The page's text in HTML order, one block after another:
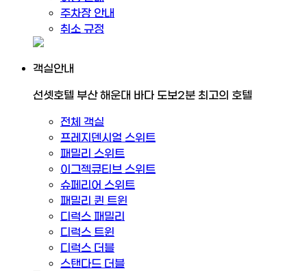
주차장 안내
취소 규정
객실안내
선셋호텔 부산 해운대 바다 도보2분 최고의 호텔
전체 객실
프레지덴시얼 스위트
패밀리 스위트
이그젝큐티브 스위트
슈페리어 스위트
패밀리 퀸 트윈
디럭스 패밀리
디럭스 트윈
디럭스 더블
스탠다드 더블